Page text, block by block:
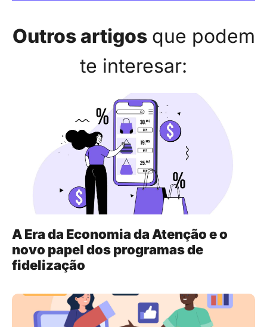
Outros artigos que podem
te interesar:
A Era da Economia da Atenção e o
novo papel dos programas de
fidelização